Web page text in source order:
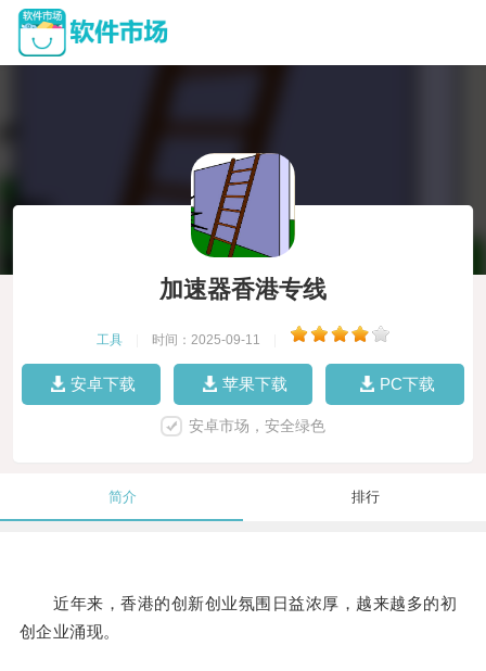
加速器香港专线
工具 时间：2025-09-11
安卓下载 苹果下载 PC下载
安卓市场，安全绿色
简介 排行
近年来，香港的创新创业氛围日益浓厚，越来越多的初
创企业涌现。